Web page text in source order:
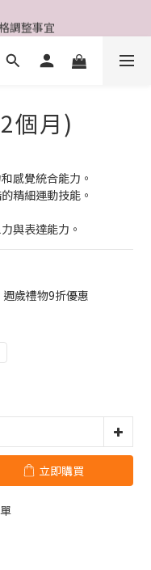
調整事宜
調整事宜
購物金
調整事宜
個月)
感覺統合能力。
精細運動技能。
與表達能力。
歲禮物9折優惠
立即購買